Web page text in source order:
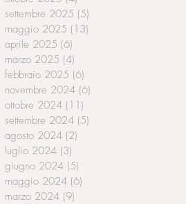
settembre 2025 (5)
maggio 2025 (13)
aprile 2025 (6)
marzo 2025 (4)
febbraio 2025 (6)
novembre 2024 (6)
ottobre 2024 (11)
settembre 2024 (5)
agosto 2024 (2)
luglio 2024 (3)
giugno 2024 (5)
maggio 2024 (6)
marzo 2024 (9)